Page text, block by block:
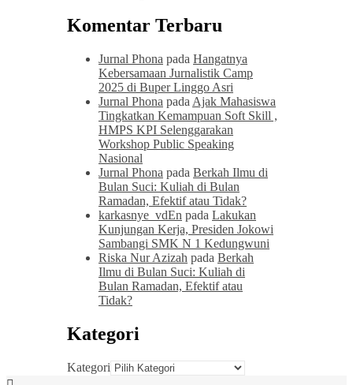
Komentar Terbaru
Jurnal Phona pada Hangatnya
Kebersamaan Jurnalistik Camp
2025 di Buper Linggo Asri
Jurnal Phona pada Ajak Mahasiswa
Tingkatkan Kemampuan Soft Skill ,
HMPS KPI Selenggarakan
Workshop Public Speaking
Nasional
Jurnal Phona pada Berkah Ilmu di
Bulan Suci: Kuliah di Bulan
Ramadan, Efektif atau Tidak?
karkasnye_vdEn pada Lakukan
Kunjungan Kerja, Presiden Jokowi
Sambangi SMK N 1 Kedungwuni
Riska Nur Azizah pada Berkah
Ilmu di Bulan Suci: Kuliah di
Bulan Ramadan, Efektif atau
Tidak?
Kategori
Kategori